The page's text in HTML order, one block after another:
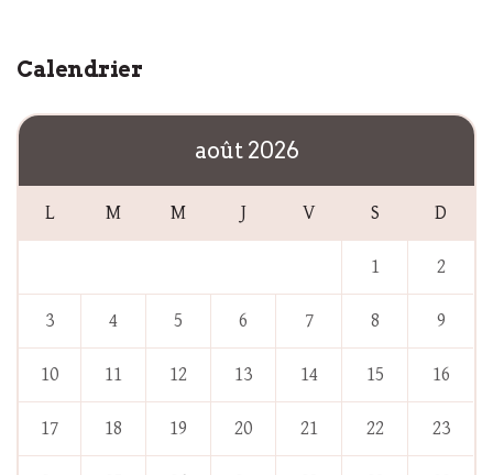
Calendrier
août 2026
L M M J V S D
1 2
3 4 5 6 7 8 9
10 11 12 13 14 15 16
17 18 19 20 21 22 23